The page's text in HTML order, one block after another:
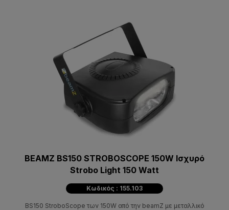
BEAMZ BS150 STROBOSCOPE 150W Ισχυρό
Strobo Light 150 Watt
Κωδικός : 155.103
BS150 StroboScope των 150W από την beamZ με μεταλλικό